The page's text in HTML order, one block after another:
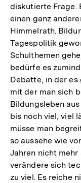
diskutierte Frage.
einen ganz
Himmelrath.
Tagespolitik
Schulthemen
bedürfe es
Debatte, in der es
mit der man sich
Bildungsleben
bis noch viel, viel
müsse man
so aussehe wie
Jahren nicht mehr
verändere sich
zu viel. Es reiche